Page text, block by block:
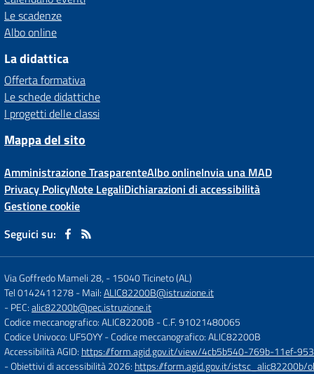
Le scadenze
Albo online
La didattica
Offerta formativa
Le schede didattiche
I progetti delle classi
Mappa del sito
Amministrazione TrasparenteAlbo onlineInvia una MAD
Privacy PolicyNote LegaliDichiarazioni di accessibilità
Gestione cookie
Seguici su:
Via Goffredo Mameli 28, -15040 Ticineto (AL)
Tel 0142411278- Mail:ALIC82200B@istruzione.it
- PEC:alic82200b@pec.istruzione.it
Codice meccanografico: ALIC82200B - C.F. 91021480065
Codice Univoco: UF5OYY- Codice meccanografico: ALIC82200B
Accessibilità AGID: https://form.agid.gov.it/view/4cb5b540-769b-11ef-
- Obiettivi di accessibilità 2026: https://form.agid.gov.it/